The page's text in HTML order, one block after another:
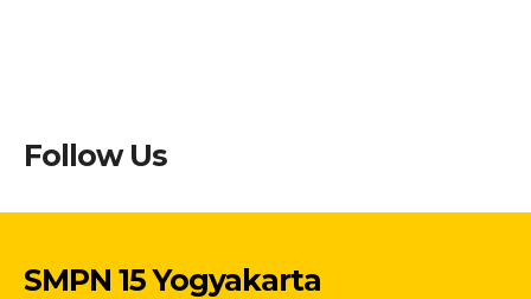
Follow Us
SMPN 15 Yogyakarta